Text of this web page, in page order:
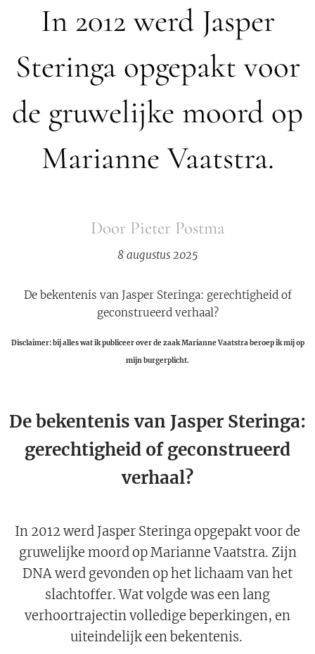
In 2012 werd Jasper
Steringa opgepakt voor
de gruwelijke moord op
Marianne Vaatstra.
Door Pieter Postma
8 augustus 2025
De bekentenis van Jasper Steringa: gerechtigheid of
geconstrueerd verhaal?
Disclaimer: bij alles wat ik publiceer over de zaak Marianne Vaatstra beroep ik mij op
mijn burgerplicht.
De bekentenis van Jasper Steringa:
gerechtigheid ofgeconstrueerd
verhaal?
In 2012 werd Jasper Steringa opgepakt voor de
gruwelijke moord op Marianne Vaatstra. Zijn
DNA werd gevonden op het lichaam van het
slachtoffer. Wat volgde was een lang
verhoortrajectin volledige beperkingen, en
uiteindelijk een bekentenis.